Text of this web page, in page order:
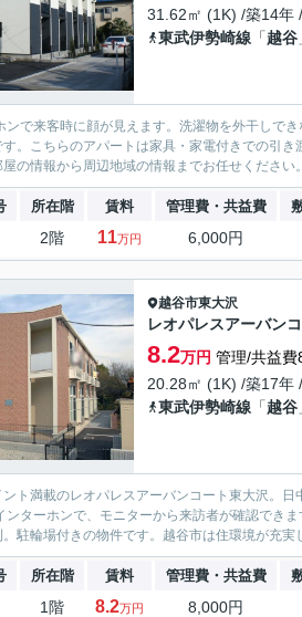
31.62㎡ (1K) /築14年
東武伊勢崎線 「越谷
ンで来客時に顔が見えます。洗濯物を外干しで
。こちらのアパートは家具・家電付きでの引
の情報から周辺地域の情報までお任せくださ
所在階 賃料 管理費・共益費
2階 11万円 6,000円
越谷市東大沢
レオパレスアーバン
8.2万円 管理/共益費
20.28㎡ (1K) /築17年
東武伊勢崎線 「越谷
ント満載のレオパレスアーバンコート東大沢。
ンターホンで、モニターから来訪者が確認でき
駐輪場付きの物件です。越谷市は住環境が充
所在階 賃料 管理費・共益費
1階 8.2万円 8,000円